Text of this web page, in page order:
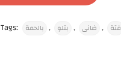
Tags: بالحمة , بتلو , ضانى , فتة